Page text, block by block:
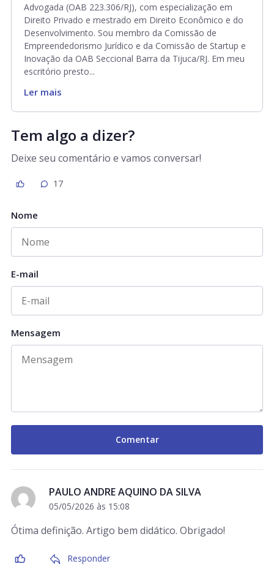
Advogada (OAB 223.306/RJ), com especialização em
Direito Privado e mestrado em Direito Econômico e do
Desenvolvimento. Sou membro da Comissão de
Empreendedorismo Jurídico e da Comissão de Startup e
Inovação da OAB Seccional Barra da Tijuca/RJ. Em meu
escritório presto...
Ler mais
Tem algo a dizer?
Deixe seu comentário e vamos conversar!
17
Nome
E-mail
Mensagem
PAULO ANDRE AQUINO DA SILVA
05/05/2026 às 15:08
Ótima definição. Artigo bem didático. Obrigado!
Responder